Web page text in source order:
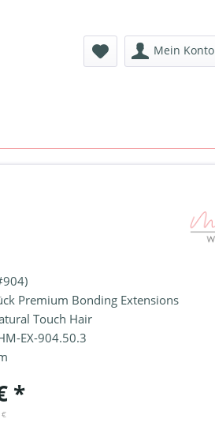
Mein Konto
Premium Bonding Extensions
Touch Hair
EX-904.50.3
*